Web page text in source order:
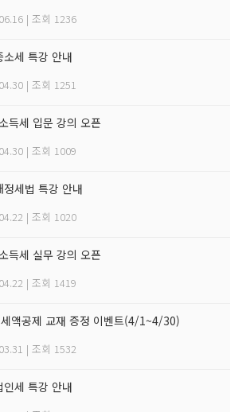
| 조회 1236
세 특강 안내
| 조회 1251
득세 입문 강의 오픈
| 조회 1009
세법 특강 안내
| 조회 1020
득세 실무 강의 오픈
| 조회 1419
액공제 교재 증정 이벤트(4/1~4/30)
| 조회 1532
세 특강 안내